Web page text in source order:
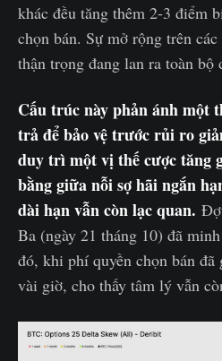
khác đều tăng thêm 2-3 điểm
chọn bán. Sự mở rộng trên
thận trọng đang lan ra toàn bộ
Cấu trúc này phản ánh một
trả để bảo vệ trước rủi ro
duy trì một vị thế cược tăng
bằng giữa nỗi sợ hãi ngắn
dài hạn vẫn còn lạc quan.
Ba (ngày 21 tháng 10) đã
đó, khi phí quyền chọn bán
vài giờ, cho thấy tâm lý vẫn